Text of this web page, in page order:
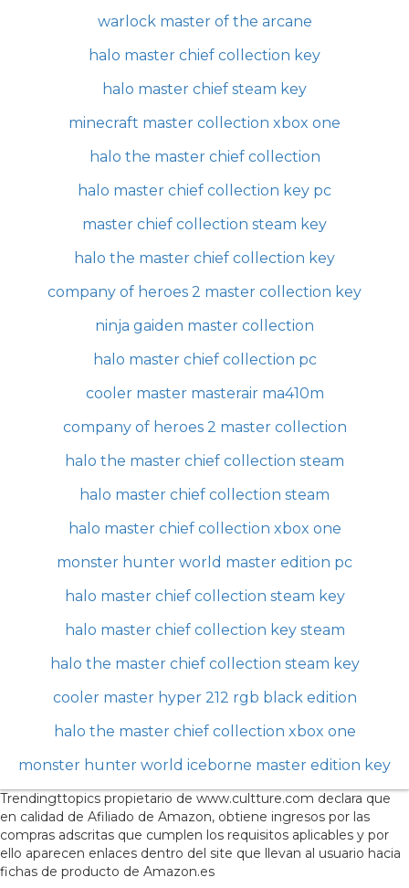
warlock master of the arcane
halo master chief collection key
halo master chief steam key
minecraft master collection xbox one
halo the master chief collection
halo master chief collection key pc
master chief collection steam key
halo the master chief collection key
company of heroes 2 master collection key
ninja gaiden master collection
halo master chief collection pc
cooler master masterair ma410m
company of heroes 2 master collection
halo the master chief collection steam
halo master chief collection steam
halo master chief collection xbox one
monster hunter world master edition pc
halo master chief collection steam key
halo master chief collection key steam
halo the master chief collection steam key
cooler master hyper 212 rgb black edition
halo the master chief collection xbox one
monster hunter world iceborne master edition key
Trendingttopics propietario de www.cultture.com declara que
en calidad de Afiliado de Amazon, obtiene ingresos por las
compras adscritas que cumplen los requisitos aplicables y por
ello aparecen enlaces dentro del site que llevan al usuario hacia
fichas de producto de Amazon.es